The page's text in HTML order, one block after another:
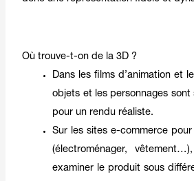
Où trouve-t-on de la 3D ?
Dans les films d’animation et
objets et les personnages sont
pour un rendu réaliste.
Sur les sites e-commerce
(électroménager,
examiner le produit sous